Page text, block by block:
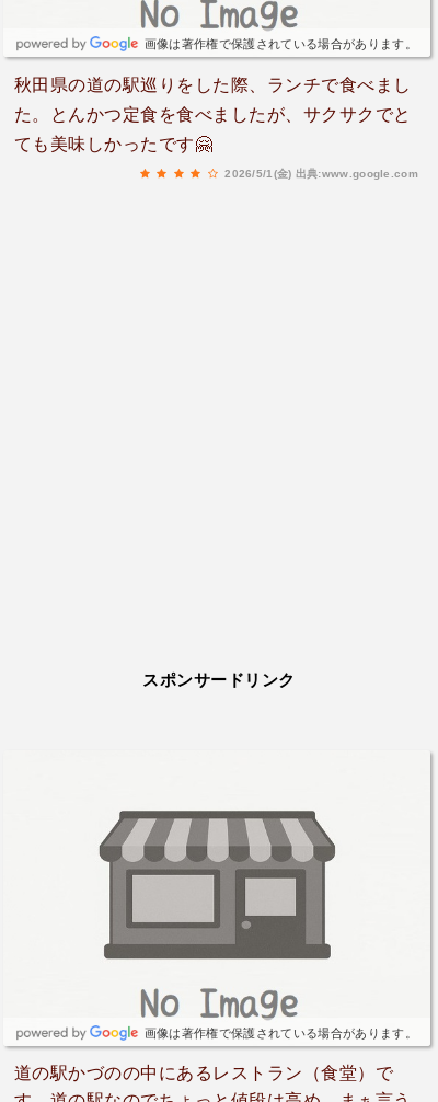
画像は著作権で保護されている場合があります。
秋田県の道の駅巡りをした際、ランチで食べまし
た。とんかつ定食を食べましたが、サクサクでと
ても美味しかったです🤗
2026/5/1(金) 出典:www.google.com
スポンサードリンク
画像は著作権で保護されている場合があります。
道の駅かづのの中にあるレストラン（食堂）で